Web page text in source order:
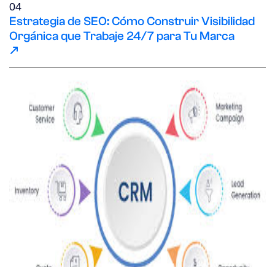
04
Estrategia de SEO: Cómo Construir Visibilidad
Orgánica que Trabaje 24/7 para Tu Marca